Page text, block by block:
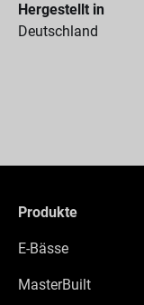
Hergestellt in
Deutschland
Produkte
E-Bässe
MasterBuilt